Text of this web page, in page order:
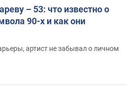
– 53: что известно о
90-х и как они
артист не забывал о личном